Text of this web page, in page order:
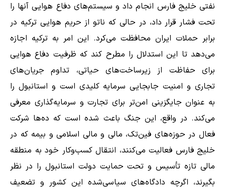
نفتی خلیج فارس انجام داد و سیستم‌های دفاع هوایی آنها را
تحت فشار قرار داد، در حالی که ناتو از حریم هوایی ترکیه در
برابر حملات ایران محافظت می‌کرد. این امر به ترکیه اجازه
می‌دهد تا این استدلال را مطرح کند که ظرفیت دفاع هوایی
برای حفاظت از زیرساخت‌های حیاتی، تداوم جریان‌های
تجاری و امنیت جابجایی سرمایه کلیدی است و استانبول را
به عنوان جایگزینی امن‌تر برای تجارت و سرمایه‌گذاری معرفی
می‌کند. در واقع، این جنگ باعث شده است که ده‌ها شرکت
فعال در حوزه‌های فین‌تک، مالی و مالی اسلامی و بیمه که در
خلیج فارس فعالیت می‌کنند، انتقال کسب‌وکار خود به منطقه
مالی تازه تأسیس و تحت حمایت دولت استانبول را در نظر
بگیرند، اگرچه دادگاه‌های سیاسی‌شده این کشور و تضعیف